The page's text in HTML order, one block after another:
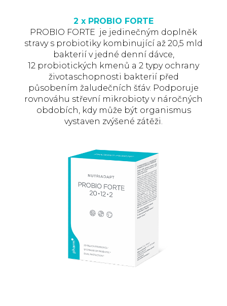
2 x PROBIO FORTE
PROBIO FORTE je jedinečným doplněk
stravy s probiotiky kombinující až 20,5 mld
bakterií v jedné denní dávce,
12 probiotických kmenů a 2 typy ochrany
životaschopnosti bakterií před
působením žaludečních šťáv. Podporuje
rovnováhu střevní mikrobioty v náročných
obdobích, kdy může být organismus
vystaven zvýšené zátěži.